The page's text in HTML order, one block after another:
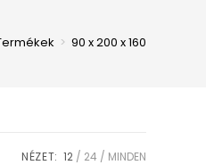
> 90 x 200 x 160
NÉZET: 12 24 MINDEN